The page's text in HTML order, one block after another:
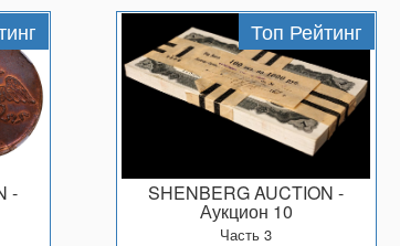
-
Топ Рейтинг
SHENBERG AUCTION -
Аукцион 10
Часть 3